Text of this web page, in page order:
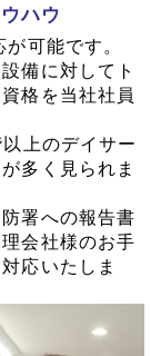
ハウ
可能です。
備に対してト
格を当社社員
上のデイサー
多く見られま
署への報告書
会社様のお手
応いたしま